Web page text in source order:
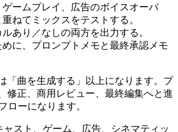
ームプレイ、広告のボイスオーバ
ねてミックスをテストする。
あり／なしの両方を出力する。
に、プロンプトメモと最終承認メモ
「曲を生成する」以上になります。プ
修正、商用レビュー、最終編集へと進
ローになります。